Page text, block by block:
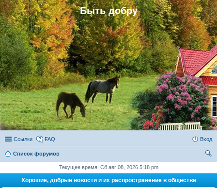
Быть добру
Ссылки FAQ Вход
Список форумов
Текущее время: Сб авг 08, 2026 5:18 pm
Хорошие, добрые новости и их распространение в обществе